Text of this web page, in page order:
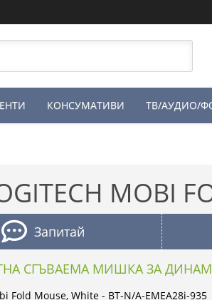
КОНСУМАТИВИ ТВ/АУДИО/
MOBI
Запитай
СГЪВАЕМА МИШКА ЗА
Fold Mouse, White - BT-N/A-EMEA28i-935